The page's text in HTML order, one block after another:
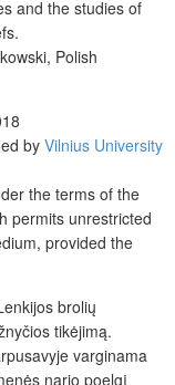
and the studies of
Polish
by Vilnius University
the terms of the
permits unrestricted
provided the
brolių
tikėjimą.
varginama
nario poelgį